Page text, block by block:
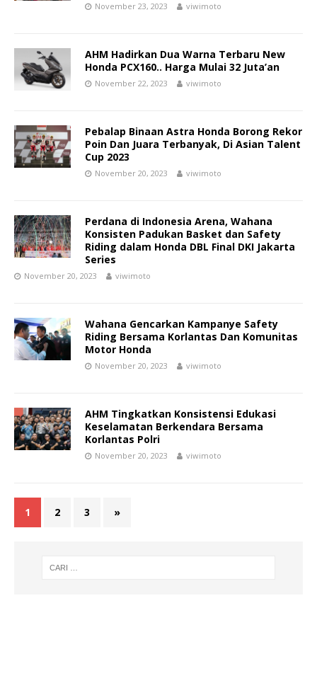
November 23, 2023 viwimoto
AHM Hadirkan Dua Warna Terbaru New
Honda PCX160.. Harga Mulai 32 Juta’an
November 22, 2023 viwimoto
Pebalap Binaan Astra Honda Borong Rekor
Poin Dan Juara Terbanyak, Di Asian Talent
Cup 2023
November 20, 2023 viwimoto
Perdana di Indonesia Arena, Wahana
Konsisten Padukan Basket dan Safety
Riding dalam Honda DBL Final DKI Jakarta
Series
November 20, 2023 viwimoto
Wahana Gencarkan Kampanye Safety
Riding Bersama Korlantas Dan Komunitas
Motor Honda
November 20, 2023 viwimoto
AHM Tingkatkan Konsistensi Edukasi
Keselamatan Berkendara Bersama
Korlantas Polri
November 20, 2023 viwimoto
1 2 3 »